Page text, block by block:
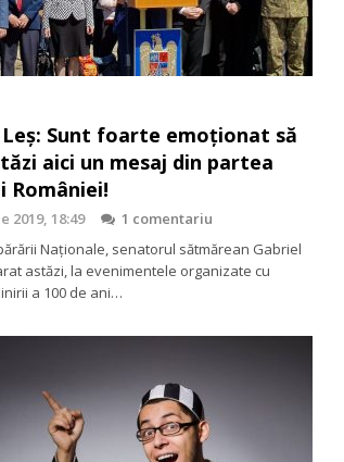
Leş: Sunt foarte emoţionat să
aici un mesaj din partea
României!
2019, 18:49
1 comentariu
Naţionale, senatorul sătmărean Gabriel
astăzi, la evenimentele organizate cu
a 100 de ani…